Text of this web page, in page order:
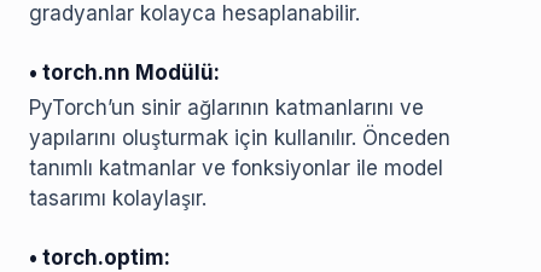
gradyanlar kolayca hesaplanabilir.
• torch.nn Modülü:
PyTorch’un sinir ağlarının katmanlarını ve
yapılarını oluşturmak için kullanılır. Önceden
tanımlı katmanlar ve fonksiyonlar ile model
tasarımı kolaylaşır.
• torch.optim: